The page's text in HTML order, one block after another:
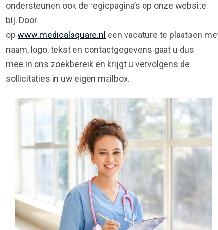
ondersteunen ook de regiopagina’s op onze website
bij. Door
op www.medicalsquare.nl een vacature te plaatsen
naam, logo, tekst en contactgegevens gaat u dus
mee in ons zoekbereik en krijgt u vervolgens de
sollicitaties in uw eigen mailbox.